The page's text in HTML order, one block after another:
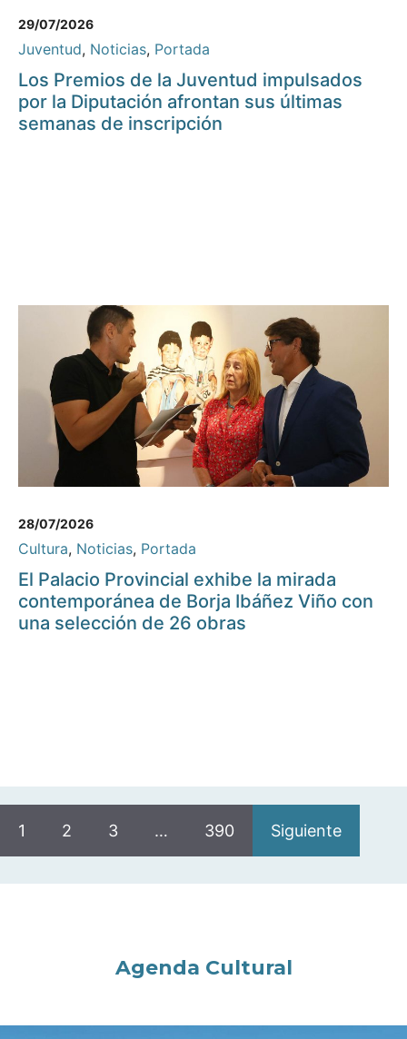
29/07/2026
Juventud, Noticias, Portada
Los Premios de la Juventud impulsados
por la Diputación afrontan sus últimas
semanas de inscripción
28/07/2026
Cultura, Noticias, Portada
El Palacio Provincial exhibe la mirada
contemporánea de Borja Ibáñez Viño con
una selección de 26 obras
1 2 3 … 390 Siguiente
Agenda Cultural